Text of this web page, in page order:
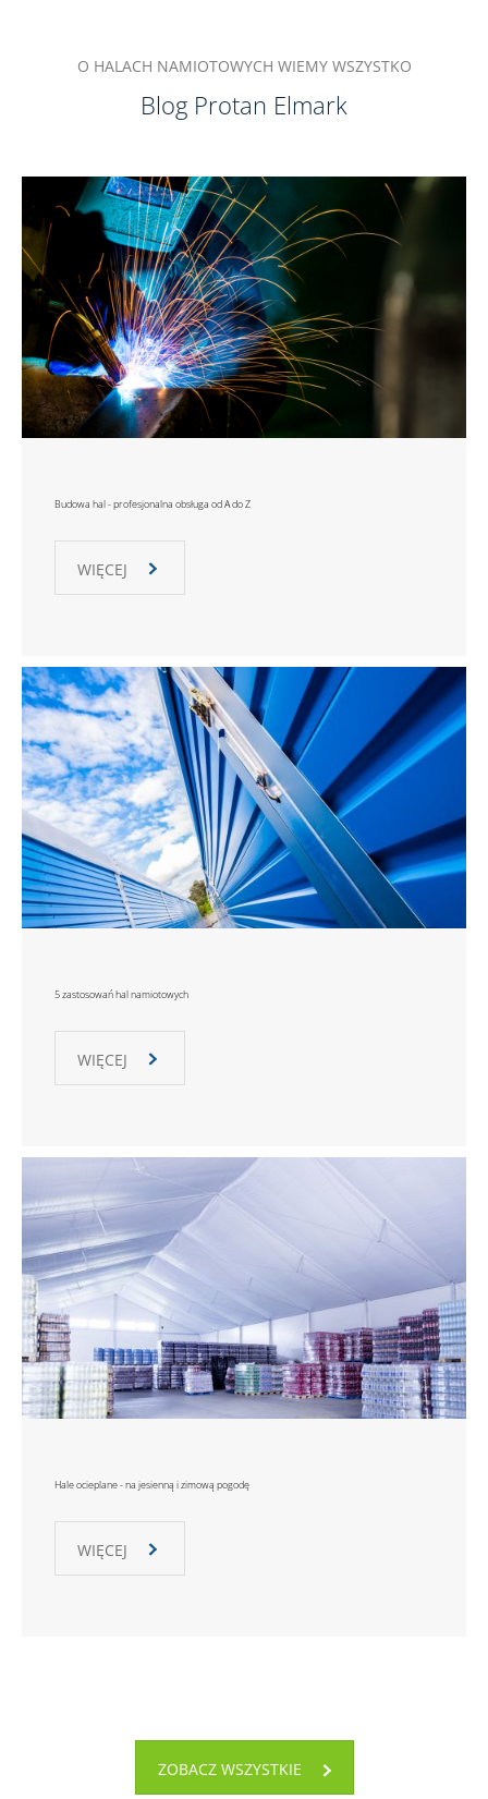
O HALACH NAMIOTOWYCH WIEMY WSZYSTKO
Blog Protan Elmark
Budowa hal - profesjonalna obsługa od A do Z
WIĘCEJ
5 zastosowań hal namiotowych
WIĘCEJ
Hale ocieplane - na jesienną i zimową pogodę
WIĘCEJ
ZOBACZ WSZYSTKIE